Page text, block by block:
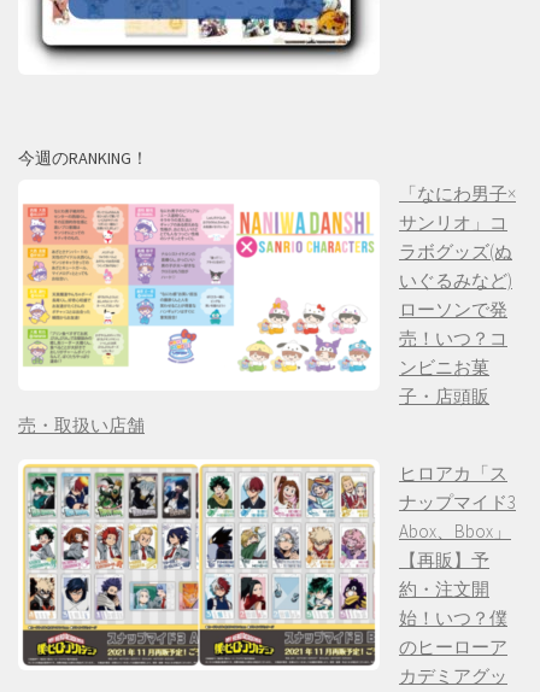
今週のRANKING！
「なにわ男子×
サンリオ」コ
ラボグッズ(ぬ
いぐるみなど)
ローソンで発
売！いつ？コ
ンビニお菓
子・店頭販
売・取扱い店舗
ヒロアカ「ス
ナップマイド3
Abox、Bbox」
【再販】予
約・注文開
始！いつ？僕
のヒーローア
カデミアグッ